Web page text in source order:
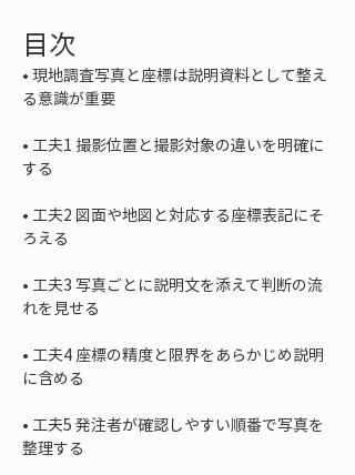
目次
• 現地調査写真と座標は説明資料として整え
• 工夫1 撮影位置と撮影対象の違いを明確に
• 工夫2 図面や地図と対応する座標表記にそ
• 工夫3 写真ごとに説明文を添えて判断の流
• 工夫4 座標の精度と限界をあらかじめ説明
• 工夫5 発注者が確認しやすい順番で写真を